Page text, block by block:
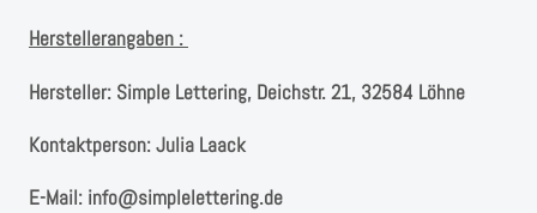
Herstellerangaben :
Hersteller: Simple Lettering, Deichstr. 21, 32584 Löhne
Kontaktperson:Julia Laack
E-Mail: info@simplelettering.de